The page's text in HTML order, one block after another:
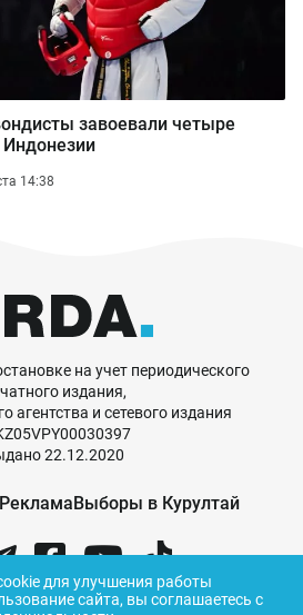
завоевали четыре
14:38
на учет периодического
издания,
агентства и сетевого издания
22.12.2020
РекламаВыборы в Курултай
для улучшения работы
сайта, вы соглашаетесь с